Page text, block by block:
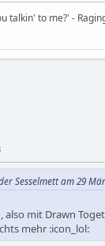
talkin' to me?' -
Sesselmett am 29
also mit Drawn
mehr :icon_lol: